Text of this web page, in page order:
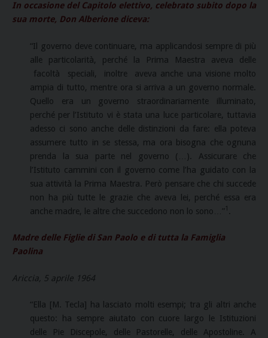
In occasione del Capitolo elettivo, celebrato subito dopo la
sua morte, Don Alberione diceva:
“Il governo deve continuare, ma applicandosi sempre di più
alle particolarità, perché la Prima Maestra aveva delle
facoltà speciali, inoltre aveva anche una visione molto
ampia di tutto, mentre ora si arriva a un governo normale.
Quello era un governo straordinariamente illuminato,
perché per l’Istituto vi è stata una luce particolare, tuttavia
adesso ci sono anche delle distinzioni da fare: ella poteva
assumere tutto in se stessa, ma ora bisogna che ognuna
prenda la sua parte nel governo (…). Assicurare che
l’Istituto cammini con il governo come l’ha guidato con la
sua attività la Prima Maestra. Però pensare che chi succede
non ha più tutte le grazie che aveva lei, perché essa era
anche madre, le altre che succedono non lo sono…”
Madre delle Figlie di San Paolo e di tutta la Famiglia
Paolina
Ariccia , 5 aprile 1964
“Ella [M. Tecla] ha lasciato molti esempi; tra gli altri anche
questo: ha sempre aiutato con cuore largo le Istituzioni
delle Pie Discepole, delle Pastorelle, delle Apostoline. A